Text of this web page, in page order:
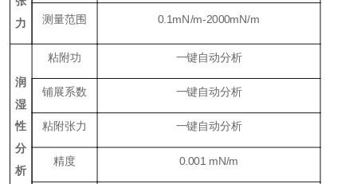
力
测量范围 0.1mN/m-2000mN/m
润
湿
性
分
析
粘附功 一键自动分析
铺展系数 一键自动分析
粘附张力 一键自动分析
精度 0.001 mN/m